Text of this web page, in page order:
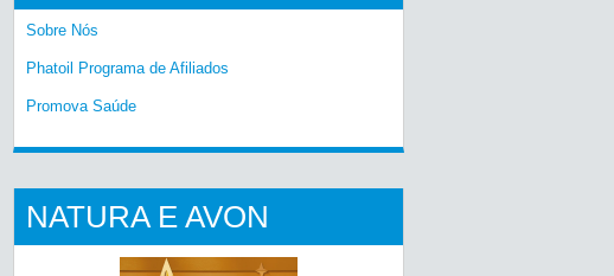
Sobre Nós
Phatoil Programa de Afiliados
Promova Saúde
NATURA E AVON